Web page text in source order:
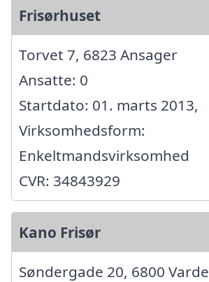
Frisørhuset
Torvet 7, 6823 Ansager
Ansatte: 0
Startdato: 01. marts 2013,
Virksomhedsform:
Enkeltmandsvirksomhed
CVR: 34843929
Kano Frisør
Søndergade 20, 6800 Varde